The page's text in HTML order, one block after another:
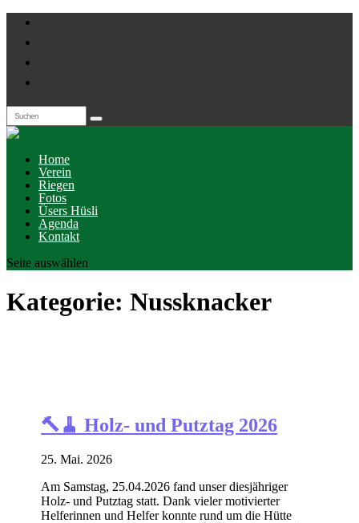
Home
Verein
Riegen
Fotos
Üsers Hüsli
Agenda
Kontakt
Seite auswählen
Kategorie: Nussknacker
🔨🧹 Holz- und Putztag 2026
25. Mai. 2026
Am Samstag, 25.04.2026 fand unser diesjähriger
Holz- und Putztag statt. Dank vieler motivierter
Helferinnen und Helfer konnte rund um die Hütte